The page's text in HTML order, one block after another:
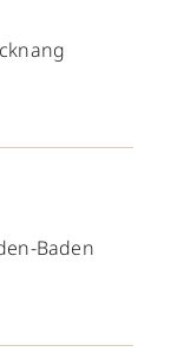
Baden